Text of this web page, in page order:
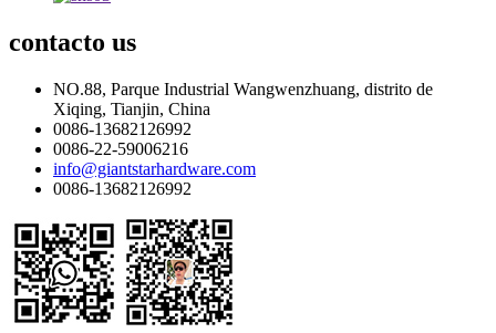
contacto us
NO.88, Parque Industrial Wangwenzhuang, distrito de
Xiqing, Tianjin, China
0086-13682126992
0086-22-59006216
info@giantstarhardware.com
0086-13682126992